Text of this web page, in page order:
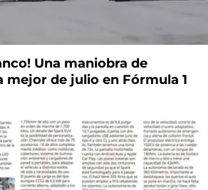
Una maniobra de
mejor de julio en Fórmula 1